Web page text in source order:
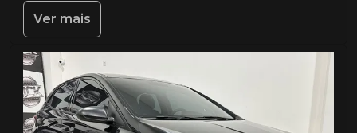
Ver mais